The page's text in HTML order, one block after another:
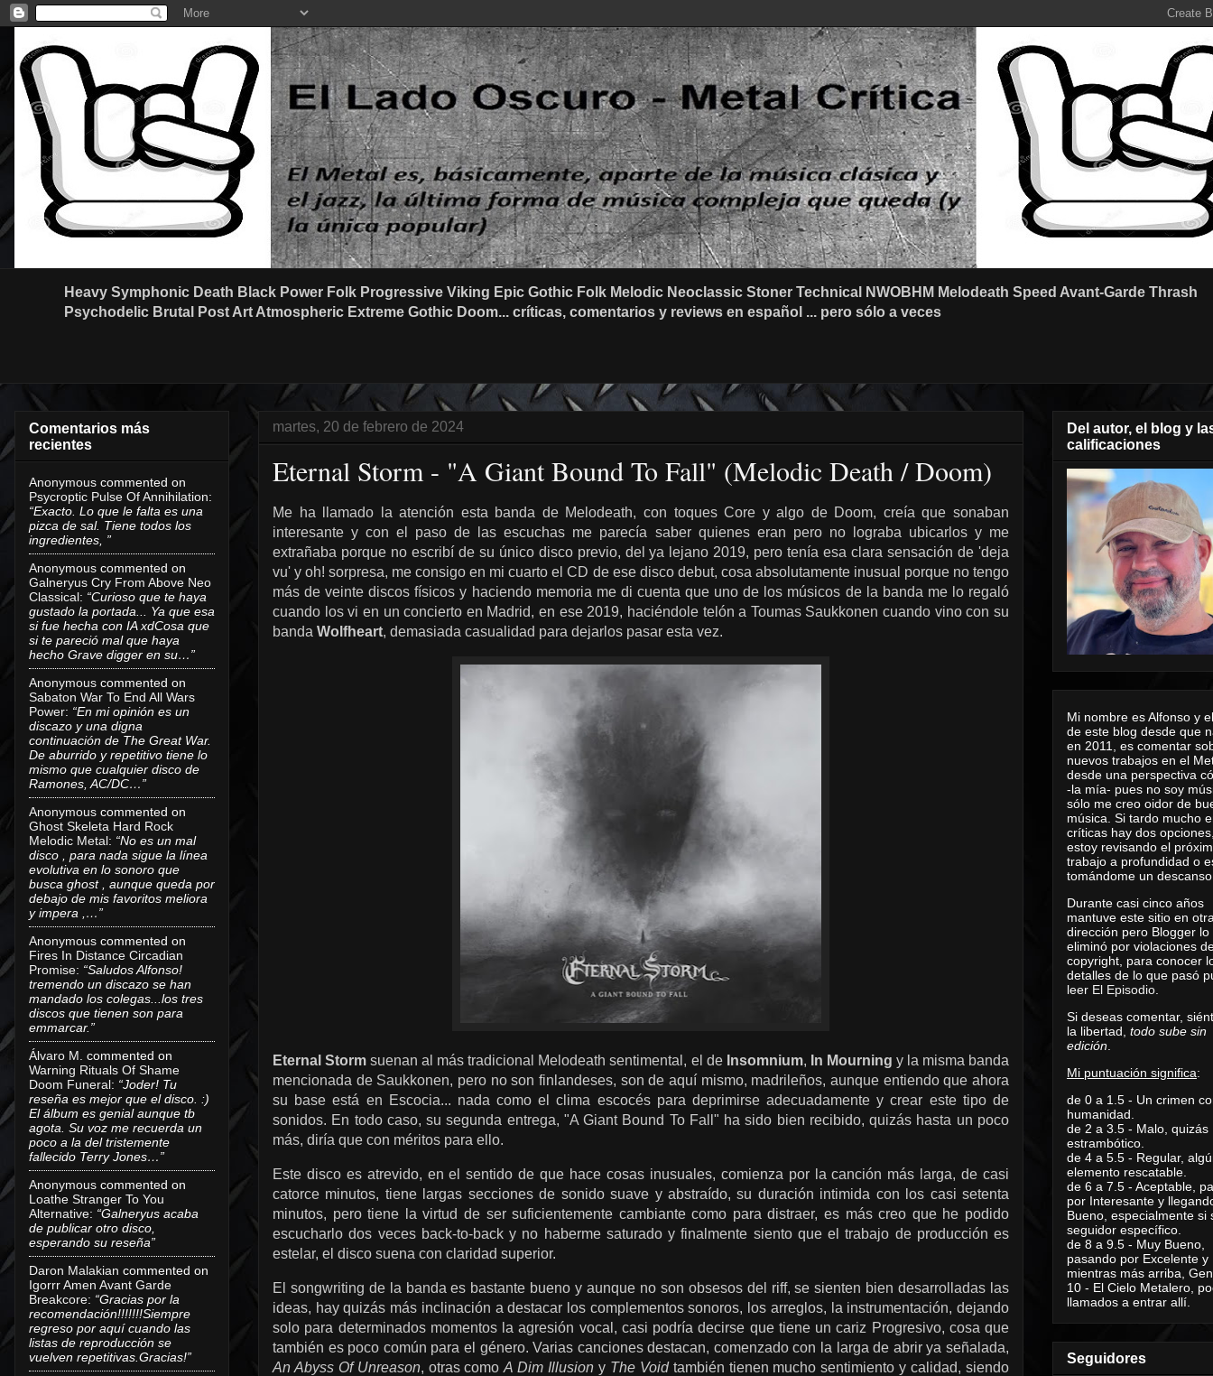
Heavy Symphonic Death Black Power Folk Progressive Viking Epic Gothic Folk Melodic Neoclassic Stoner Technical NWOBHM Melodeath Speed Avant-Garde Thrash
Psychodelic Brutal Post Art Atmospheric Extreme Gothic Doom... críticas, comentarios y reviews en español ... pero sólo a veces
martes, 20 de febrero de 2024
Eternal Storm - "A Giant Bound To Fall" (Melodic Death / Doom)
Me ha llamado la atención esta banda de Melodeath, con toques Core y algo de Doom, creía que sonaban
interesante y con el paso de las escuchas me parecía saber quienes eran pero no lograba ubicarlos y me
extrañaba porque no escribí de su único disco previo, del ya lejano 2019, pero tenía esa clara sensación de 'deja
vu' y oh! sorpresa, me consigo en mi cuarto el CD de ese disco debut, cosa absolutamente inusual porque no tengo
más de veinte discos físicos y haciendo memoria me di cuenta que uno de los músicos de la banda me lo regaló
cuando los vi en un concierto en Madrid, en ese 2019, haciéndole telón a Toumas Saukkonen cuando vino con su
banda Wolfheart, demasiada casualidad para dejarlos pasar esta vez.
Eternal Storm suenan al más tradicional Melodeath sentimental, el de Insomnium, In Mourning y la misma banda
mencionada de Saukkonen, pero no son finlandeses, son de aquí mismo, madrileños, aunque entiendo que ahora
su base está en Escocia... nada como el clima escocés para deprimirse adecuadamente y crear este tipo de
sonidos. En todo caso, su segunda entrega, "A Giant Bound To Fall" ha sido bien recibido, quizás hasta un poco
más, diría que con méritos para ello.
Este disco es atrevido, en el sentido de que hace cosas inusuales, comienza por la canción más larga, de casi
catorce minutos, tiene largas secciones de sonido suave y abstraído, su duración intimida con los casi setenta
minutos, pero tiene la virtud de ser suficientemente cambiante como para distraer, es más creo que he podido
escucharlo dos veces back-to-back y no haberme saturado y finalmente siento que el trabajo de producción es
estelar, el disco suena con claridad superior.
El songwriting de la banda es bastante bueno y aunque no son obsesos del riff, se sienten bien desarrolladas las
ideas, hay quizás más inclinación a destacar los complementos sonoros, los arreglos, la instrumentación, dejando
solo para determinados momentos la agresión vocal, casi podría decirse que tiene un cariz Progresivo, cosa que
también es poco común para el género. Varias canciones destacan, comenzado con la larga de abrir ya señalada,
An Abyss Of Unreason, otras comoA Dim Illusion y The Voidtambién tienen mucho sentimiento y calidad, siendo
Comentarios más
recientes
Anonymous commented on
Psycroptic Pulse Of Annihilation:
“Exacto. Lo que le falta es una
pizca de sal. Tiene todos los
ingredientes, ”
Anonymous commented on
Galneryus Cry From Above Neo
Classical: “Curioso que te haya
gustado la portada... Ya que esa
si fue hecha con IA xdCosa que
si te pareció mal que haya
hecho Grave digger en su…”
Anonymous commented on
Sabaton War To End All Wars
Power: “En mi opinión es un
discazo y una digna
continuación de The Great War.
De aburrido y repetitivo tiene lo
mismo que cualquier disco de
Ramones, AC/DC…”
Anonymous commented on
Ghost Skeleta Hard Rock
Melodic Metal: “No es un mal
disco , para nada sigue la línea
evolutiva en lo sonoro que
busca ghost , aunque queda por
debajo de mis favoritos meliora
y impera ,…”
Anonymous commented on
Fires In Distance Circadian
Promise: “Saludos Alfonso!
tremendo un discazo se han
mandado los colegas...los tres
discos que tienen son para
emmarcar.”
Álvaro M. commented on
Warning Rituals Of Shame
Doom Funeral: “Joder! Tu
reseña es mejor que el disco. :)
El álbum es genial aunque tb
agota. Su voz me recuerda un
poco a la del tristemente
fallecido Terry Jones…”
Anonymous commented on
Loathe Stranger To You
Alternative: “Galneryus acaba
de publicar otro disco,
esperando su reseña”
Daron Malakian commented on
Igorrr Amen Avant Garde
Breakcore: “Gracias por la
recomendación!!!!!!!Siempre
regreso por aquí cuando las
listas de reproducción se
vuelven repetitivas.Gracias!”
Del autor, el blog y
calificaciones
Mi nombre es Alfonso y
de este blog desde que
en 2011, es comentar
nuevos trabajos en el
desde una perspectiva
-la mía- pues no soy
sólo me creo oidor de
música. Si tardo mucho
críticas hay dos
estoy revisando el
trabajo a profundidad o
tomándome un
Durante casi cinco años
mantuve este sitio en
dirección pero Blogger lo
eliminó por violaciones
copyright, para conocer
detalles de lo que pasó
leer El Episodio
Si deseas comentar,
la libertad, todo sube sin
edición
Mi puntuación significa:
de 0 a 1.5 - Un crimen
humanidad.
de 2 a 3.5 - Malo, quizás
estrambótico.
de 4 a 5.5 - Regular,
elemento rescatable.
de 6 a 7.5 - Aceptable,
por Interesante y
Bueno, especialmente si
seguidor específico.
de 8 a 9.5 - Muy Bueno,
pasando por Excelente y
mientras más arriba,
10 - El Cielo Metalero,
llamados a entrar allí.
Seguidores